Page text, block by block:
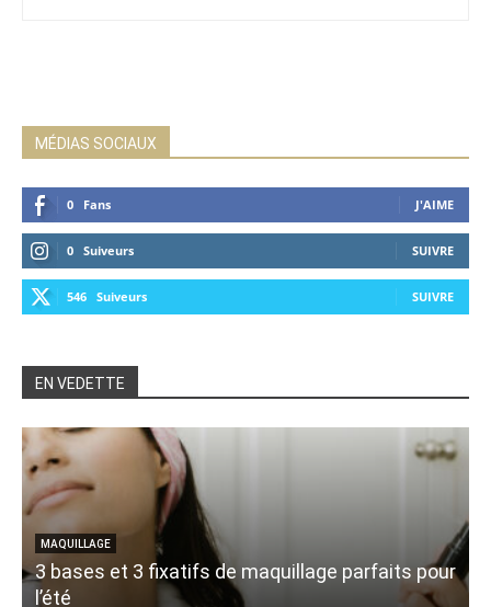
MÉDIAS SOCIAUX
0 Fans J'AIME
0 Suiveurs SUIVRE
546 Suiveurs SUIVRE
EN VEDETTE
MAQUILLAGE
3 bases et 3 fixatifs de maquillage parfaits pour
l’été